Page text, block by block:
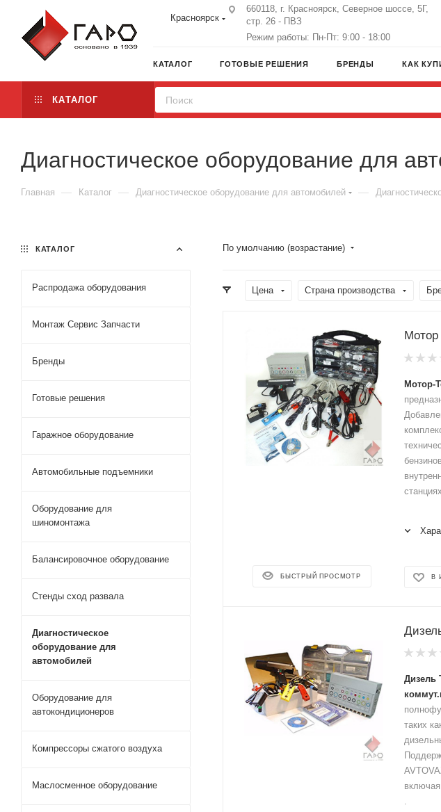
Красноярск
660118, г. Красноярск, Северное шоссе, 5Г,
стр. 26 - ПВЗ
Режим работы: Пн-Пт: 9:00 - 18:00
КАТАЛОГ ГОТОВЫЕ РЕШЕНИЯ БРЕНДЫ КАК
КАТАЛОГ
Диагностическое оборудование для
Главная — Каталог — Диагностическое оборудование для автомобилей —
По умолчанию (возрастание)
Цена Страна производства
БЫСТРЫЙ ПРОСМОТР
Мотор-
В
Дизель
таких
.
КАТАЛОГ
Распродажа оборудования
Монтаж Сервис Запчасти
Бренды
Готовые решения
Гаражное оборудование
Автомобильные подъемники
Оборудование для
шиномонтажа
Балансировочное оборудование
Стенды сход развала
Диагностическое
оборудование для
автомобилей
Оборудование для
автокондиционеров
Компрессоры сжатого воздуха
Маслосменное оборудование